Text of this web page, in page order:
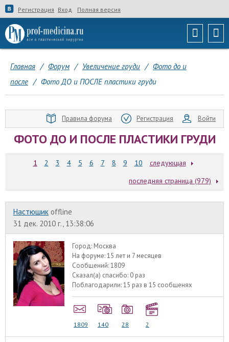
Регистрация Вход Полная версия
Главная / Форум / Увеличение груди / Фото до и
после / Фото ДО и ПОСЛЕ пластики груди
Правила форума Регистрация Войти
ФОТО ДО И ПОСЛЕ ПЛАСТИКИ ГРУДИ
1 2 3 4 5 6 7 8 9 10
следующая
последняя страница (979)
Настюшик offline
31 дек. 2010 г., 13:38:06
Город: Москва
На форуме:15 лет и 7 месяцев
Сообщений:1809
Сказал(а) спасибо: 0 раз
Поблагодарили:15 раз в 15 сообщенях
1809 140 28 2